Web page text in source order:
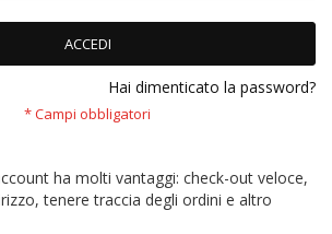
ACCEDI
Hai dimenticato la password?
ha molti vantaggi: check-out veloce,
tenere traccia degli ordini e altro